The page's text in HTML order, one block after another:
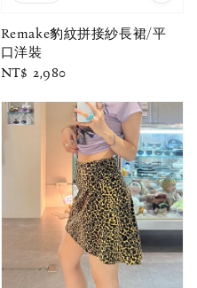
Remake豹紋拼接紗長裙/平
口洋裝
Regular
NT$ 2,980